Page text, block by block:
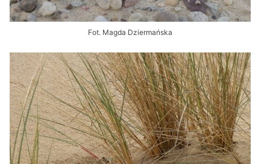
Fot. Magda Dziermańska